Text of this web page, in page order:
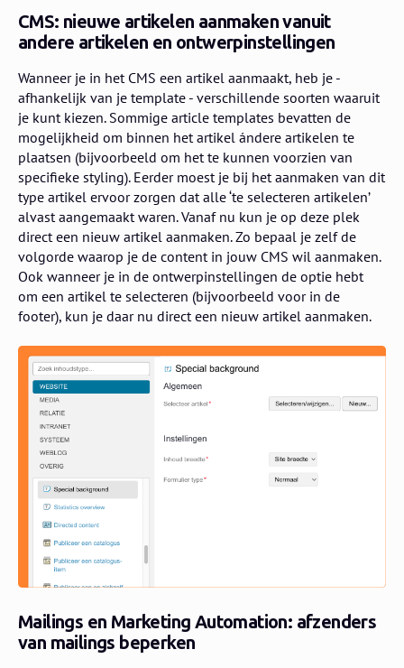
CMS: nieuwe artikelen aanmaken vanuit
andere artikelen en ontwerpinstellingen
Wanneer je in het CMS een artikel aanmaakt, heb je -
afhankelijk van je template - verschillende soorten waaruit
je kunt kiezen. Sommige article templates bevatten de
mogelijkheid om binnen het artikel ándere artikelen te
plaatsen (bijvoorbeeld om het te kunnen voorzien van
specifieke styling). Eerder moest je bij het aanmaken van dit
type artikel ervoor zorgen dat alle ‘te selecteren artikelen’
alvast aangemaakt waren. Vanaf nu kun je op deze plek
direct een nieuw artikel aanmaken. Zo bepaal je zelf de
volgorde waarop je de content in jouw CMS wil aanmaken.
Ook wanneer je in de ontwerpinstellingen de optie hebt
om een artikel te selecteren (bijvoorbeeld voor in de
footer), kun je daar nu direct een nieuw artikel aanmaken.
Mailings en Marketing Automation: afzenders
van mailings beperken